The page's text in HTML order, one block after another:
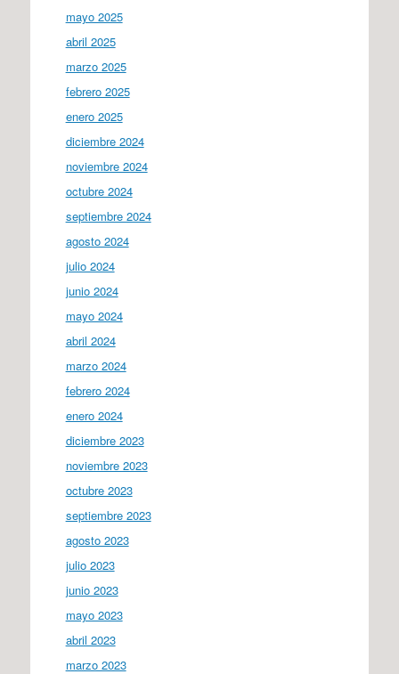
mayo 2025
abril 2025
marzo 2025
febrero 2025
enero 2025
diciembre 2024
noviembre 2024
octubre 2024
septiembre 2024
agosto 2024
julio 2024
junio 2024
mayo 2024
abril 2024
marzo 2024
febrero 2024
enero 2024
diciembre 2023
noviembre 2023
octubre 2023
septiembre 2023
agosto 2023
julio 2023
junio 2023
mayo 2023
abril 2023
marzo 2023